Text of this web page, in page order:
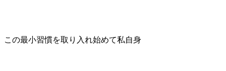
この最小習慣を取り入れ始めて私自身